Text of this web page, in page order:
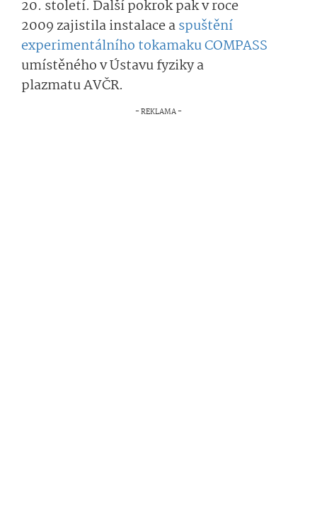
20. století. Další pokrok pak v roce
2009 zajistila instalace aspuštění
experimentálního tokamaku COMPASS
umístěného v Ústavu fyziky a
plazmatu AVČR.